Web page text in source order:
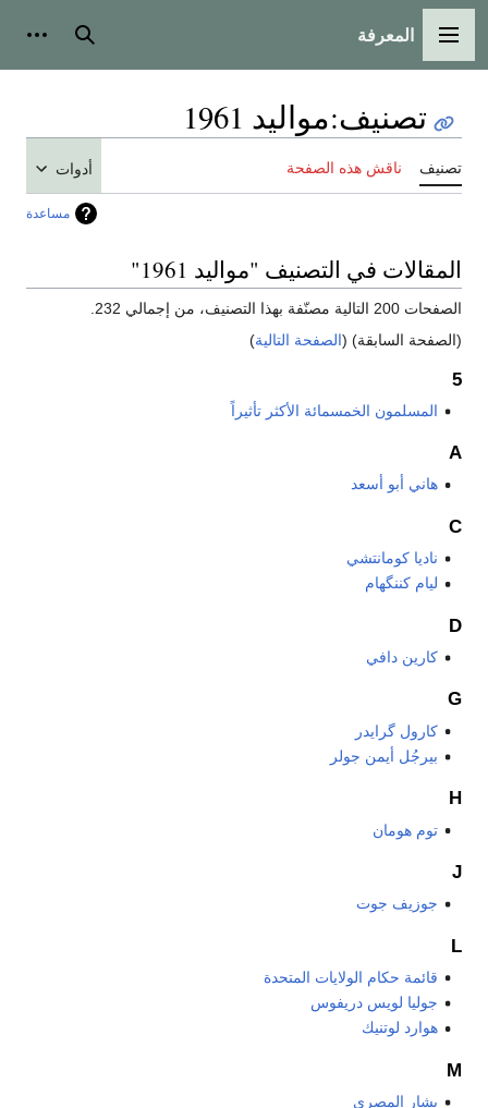
القائمة الرئيسية
المعرفة بحث
تصنيف:مواليد 1961
تصنيف ناقش هذه الصفحة أدوات
مساعدة
المقالات في التصنيف "مواليد 1961"
الصفحات 200 التالية مصنّفة بهذا التصنيف، من إجمالي 232.
(الصفحة السابقة) (الصفحة التالية)
5
المسلمون الخمسمائة الأكثر تأثيراً
A
هاني أبو أسعد
C
ناديا كومانتشي
ليام كننگهام
D
كارين دافي
G
كارول گرايدر
بيرجُل أيمن جولر
H
توم هومان
J
جوزيف جوت
L
قائمة حكام الولايات المتحدة
جوليا لويس دريفوس
هوارد لوتنيك
M
بشار المصري